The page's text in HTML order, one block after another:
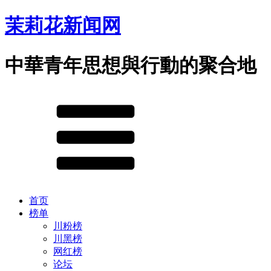
茉莉花新闻网
中華青年思想與行動的聚合地
首页
榜单
川粉榜
川黑榜
网红榜
论坛